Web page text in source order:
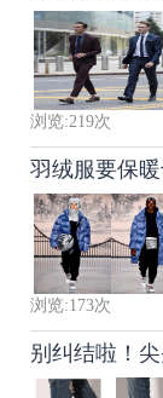
浏览:219次
羽绒服要保
浏览:173次
别纠结啦！